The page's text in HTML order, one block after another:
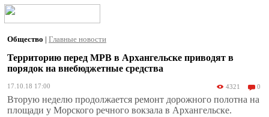
Общество | Главные новости
Территорию перед МРВ в Архангельске приводят в
порядок на внебюджетные средства
17.10.18 17:00 4321 0
Вторую неделю продолжается ремонт дорожного полотна на
площади у Морского речного вокзала в Архангельске.